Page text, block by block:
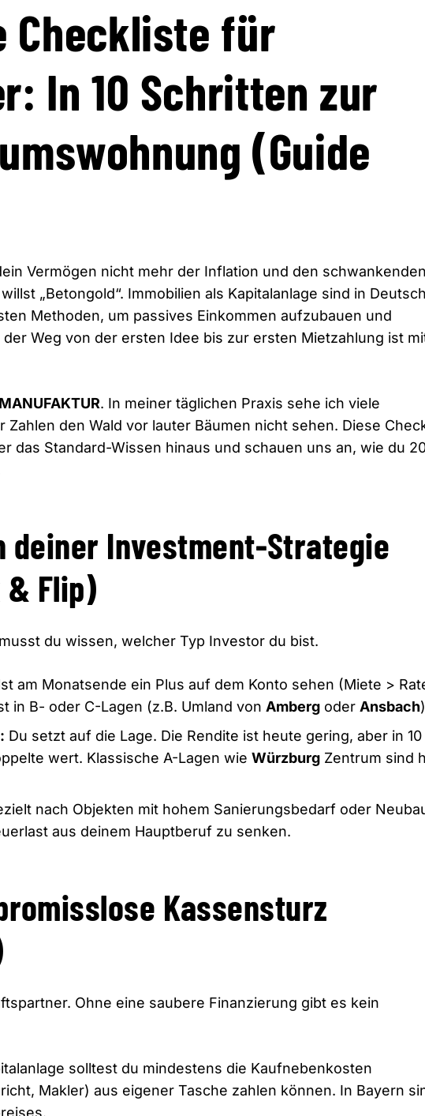
Checkliste für
In 10 Schritten zur
(Guide
Vermögen nicht mehr der Inflation und den schwankenden
„Betongold“. Immobilien als Kapitalanlage sind in
Methoden, um passives Einkommen aufzubauen und
der Weg von der ersten Idee bis zur ersten Mietzahlung ist
. In meiner täglichen Praxis sehe ich viele
Zahlen den Wald vor lauter Bäumen nicht sehen. Diese
das Standard-Wissen hinaus und schauen uns an, wie du
deiner Investment-Strategie
& Flip)
musst du wissen, welcher Typ Investor du bist.
am Monatsende ein Plus auf dem Konto sehen (Miete >
in B- oder C-Lagen (z.B. Umland von Amberg oder Ansbach
Du setzt auf die Lage. Die Rendite ist heute gering, aber in 10
wert. Klassische A-Lagen wie Würzburg Zentrum sind
nach Objekten mit hohem Sanierungsbedarf oder
aus deinem Hauptberuf zu senken.
Kassensturz
Ohne eine saubere Finanzierung gibt es kein
solltest du mindestens die Kaufnebenkosten
Makler) aus eigener Tasche zahlen können. In Bayern